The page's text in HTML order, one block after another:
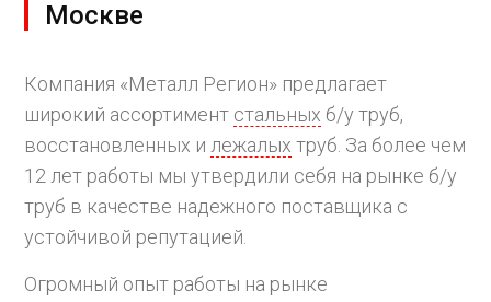
Москве
Компания «Металл Регион» предлагает
широкий ассортимент стальных б/у труб,
восстановленных и лежалых труб. За более чем
12 лет работы мы утвердили себя на рынке б/у
труб в качестве надежного поставщика с
устойчивой репутацией.
Огромный опыт работы на рынке